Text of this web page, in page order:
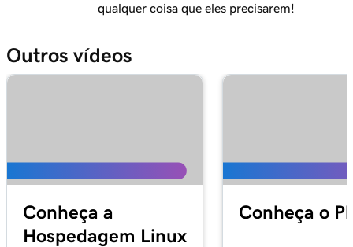
qualquer coisa que eles precisarem!
Outros vídeos
Conheça a
Hospedagem Linux
Conheça o